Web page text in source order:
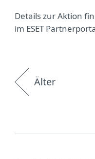
Details zur Aktion
im ESET
Älter